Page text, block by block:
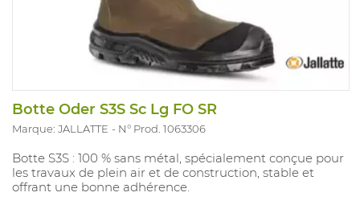
Botte Oder S3S Sc Lg FO SR
Marque: JALLATTE N° Prod. 1063306
Botte S3S : 100 % sans métal, spécialement conçue pour
les travaux de plein air et de construction, stable et
offrant une bonne adhérence.